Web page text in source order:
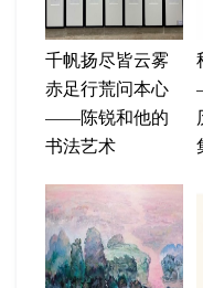
千帆扬尽皆云雾
赤足行荒问本心
——陈锐和他的
书法艺术